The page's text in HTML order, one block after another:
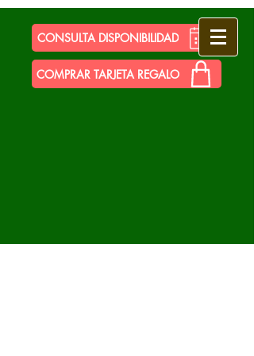
CONSULTA DISPONIBILIDAD
COMPRAR TARJETA REGALO